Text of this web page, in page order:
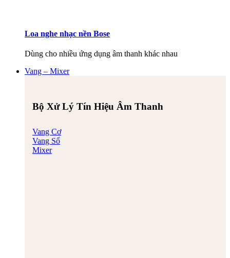
Loa nghe nhạc nền Bose
Dùng cho nhiều ứng dụng âm thanh khác nhau
Vang – Mixer
Bộ Xử Lý Tín Hiệu Âm Thanh
Vang Cơ
Vang Số
Mixer